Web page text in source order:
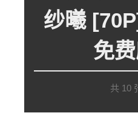
纱曦
免
共 10